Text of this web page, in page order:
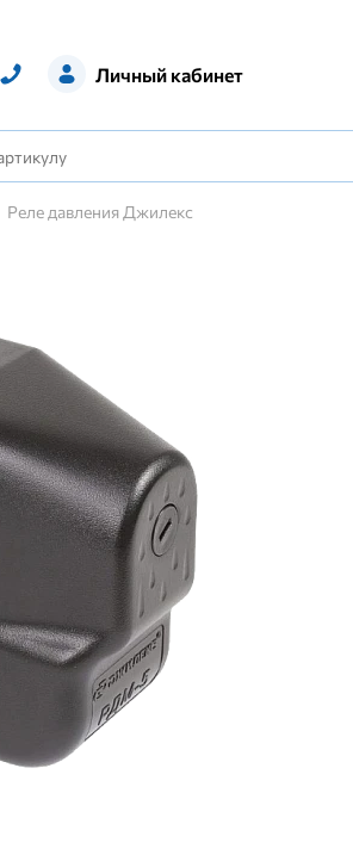
Личный кабинет
Реле давления Джилекс